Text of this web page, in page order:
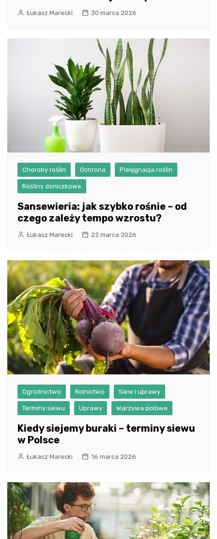
Łukasz Marecki 30 marca 2026
Choroby roślin Ochrona Pielęgnacja roślin
Rośliny doniczkowe
Sansewieria: jak szybko rośnie – od
czego zależy tempo wzrostu?
Łukasz Marecki 22 marca 2026
Ogrodnictwo Rolnictwo Siew i uprawy
Terminy siewu Uprawy Warzywa polowe
Kiedy siejemy buraki – terminy siewu
w Polsce
Łukasz Marecki 16 marca 2026